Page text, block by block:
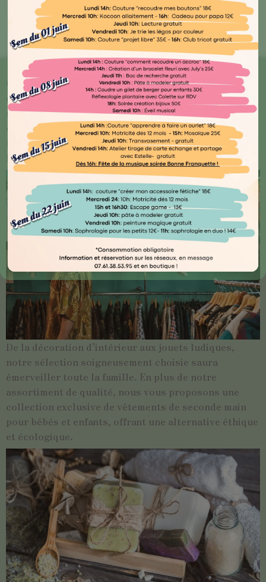
Bout'🖤 Kocoon
Chez Kocoon Family, chaque détail compte ! Plongez
dans notre univers où qualité et originalité se
rencontrent. Explorez notre vaste gamme de produits
conçus avec amour par des artisans normands ou
français, ainsi que des marques renommées telles que
Djego et Le Petit Souk.
De la décoration d’intérieur aux jouets ludiques,
notre sélection soigneusement choisie saura
émerveiller toute la famille. En plus de notre
assortiment de qualité, nous vous proposons une
collection exclusive de vêtements de seconde main
pour bébés et enfants, offrant une alternative éthique
et écologique.